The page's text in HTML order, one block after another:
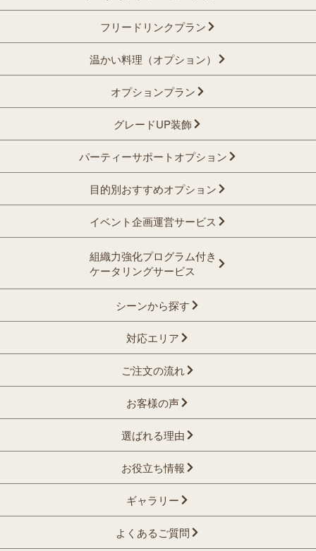
フリードリンクプラン
温かい料理（オプション）
オプションプラン
グレードUP装飾
パーティーサポートオプション
目的別おすすめオプション
イベント企画運営サービス
組織力強化プログラム付き
ケータリングサービス
シーンから探す
対応エリア
ご注文の流れ
お客様の声
選ばれる理由
お役立ち情報
ギャラリー
よくあるご質問